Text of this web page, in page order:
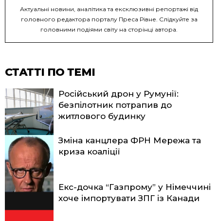
Актуальні новини, аналітика та ексклюзивні репортажі від
головного редактора порталу Преса Рівне. Слідкуйте за
головними подіями світу на сторінці автора.
СТАТТІ ПО ТЕМІ
Російський дрон у Румунії:
безпілотник потрапив до
житлового будинку
Зміна канцлера ФРН Мережа та
криза коаліції
Екс-дочка “Газпрому” у Німеччині
хоче імпортувати ЗПГ із Канади